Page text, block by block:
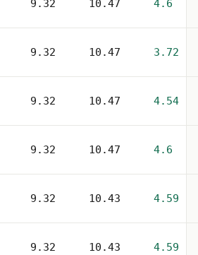
9.32 10.47 4.6
9.32 10.47 3.72
9.32 10.47 4.54
9.32 10.47 4.6
9.32 10.43 4.59
9.32 10.43 4.59